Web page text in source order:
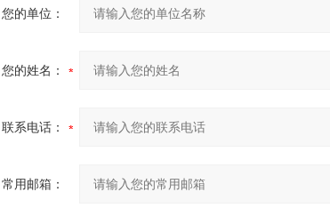
您的单位：
您的姓名：
联系电话：
常用邮箱：